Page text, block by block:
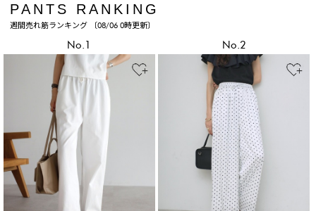
PANTS RANKING
週間売れ筋ランキング 〔08/06 0時更新〕
No.1 No.2